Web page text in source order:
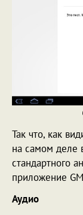
Так что, как
на самом деле
стандартного
приложение
Аудио